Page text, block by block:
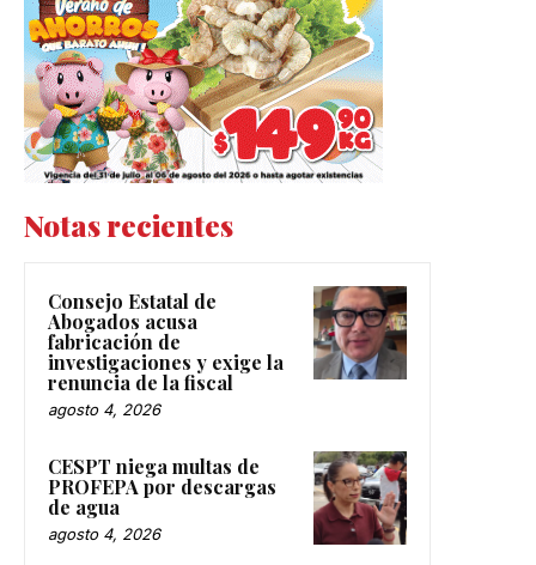
Notas recientes
Consejo Estatal de
Abogados acusa
fabricación de
investigaciones y exige la
renuncia de la fiscal
agosto 4, 2026
CESPT niega multas de
PROFEPA por descargas
de agua
agosto 4, 2026